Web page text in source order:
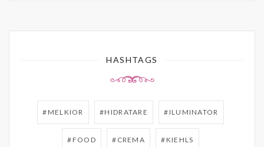
HASHTAGS
#MELKIOR #HIDRATARE #ILUMINATOR
#FOOD #CREMA #KIEHLS